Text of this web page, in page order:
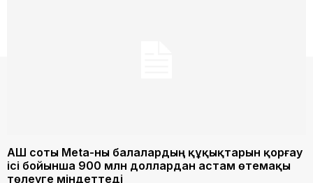
АҚШ соты Meta-ны балалардың құқықтарын қорғау
ісі бойынша 900 млн доллардан астам өтемақы
төлеуге міндеттеді